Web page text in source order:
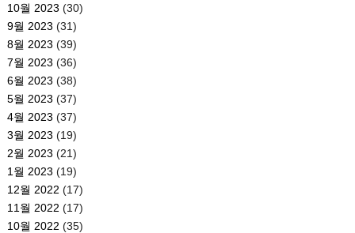
10월 2023 (30)
9월 2023 (31)
8월 2023 (39)
7월 2023 (36)
6월 2023 (38)
5월 2023 (37)
4월 2023 (37)
3월 2023 (19)
2월 2023 (21)
1월 2023 (19)
12월 2022 (17)
11월 2022 (17)
10월 2022 (35)